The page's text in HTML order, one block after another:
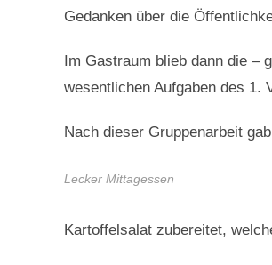
Gedanken über die
Im Gastraum blieb dann die –
wesentlichen Aufgaben des 1.
Nach dieser Gruppenarbeit
Lecker Mittagessen
Kartoffelsalat zubereitet,